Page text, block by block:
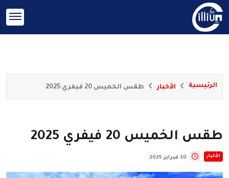
الرئيسية الأخبار طقس الخميس 20 فيفري 2025
طقس الخميس 20 فيفري 2025
الأخبار